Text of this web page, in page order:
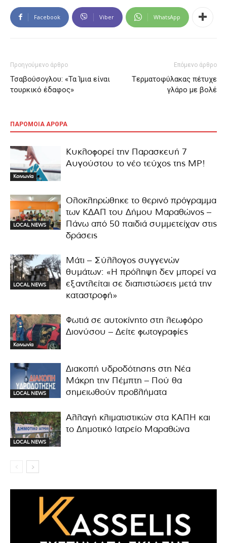
Facebook Viber WhatsApp
Προηγούμενο άρθρο
Τσαβούσογλου: «Τα Ίμια είναι
τουρκικό έδαφος»
Επόμενο άρθρο
Tερματοφύλακας πέτυχε
γλάρο με βολέ
ΠΑΡΟΜΟΙΑ ΑΡΘΡΑ
Κοινωνία
Κυκλοφορεί την Παρασκευή 7
Αυγούστου το νέο τεύχος της MP!
LOCAL NEWS
Ολοκληρώθηκε το θερινό πρόγραμμα
των ΚΔΑΠ του Δήμου Μαραθώνος –
Πάνω από 50 παιδιά συμμετείχαν στις
δράσεις
LOCAL NEWS
Μάτι – Σύλλογος συγγενών
θυμάτων: «Η πρόληψη δεν μπορεί να
εξαντλείται σε διαπιστώσεις μετά την
καταστροφή»
Κοινωνία
Φωτιά σε αυτοκίνητο στη λεωφόρο
Διονύσου – Δείτε φωτογραφίες
LOCAL NEWS
Διακοπή υδροδότησης στη Νέα
Μάκρη την Πέμπτη – Πού θα
σημειωθούν προβλήματα
LOCAL NEWS
Αλλαγή κλιματιστικών στα ΚΑΠΗ και
το Δημοτικό Ιατρείο Μαραθώνα